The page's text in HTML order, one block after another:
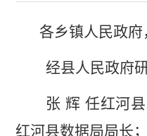
各乡镇人民政府
经县人民政府
张 辉 任红河
红河县数据局局长；